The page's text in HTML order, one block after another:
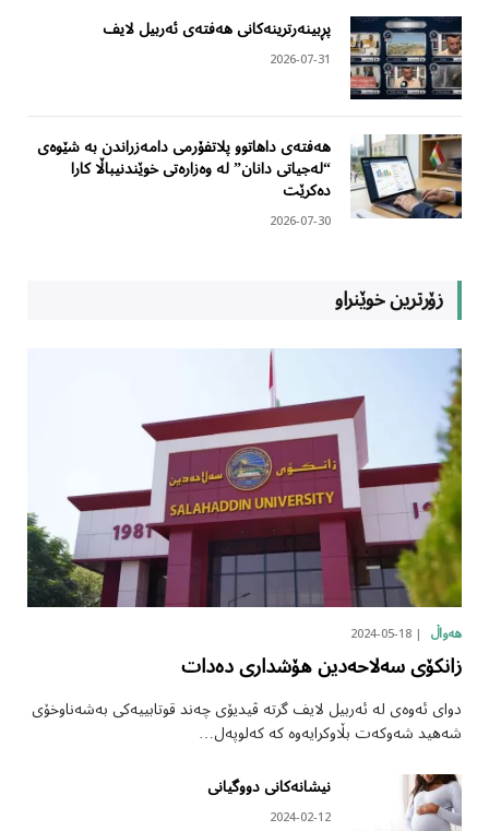
پڕبینەرترینەکانی هەفتەی ئەربیل لایف
2026-07-31
هەفتەی داهاتوو پلاتفۆرمی دامەزراندن بە شێوەی
“لەجیاتی دانان” لە وەزارەتی خوێندنیباڵا کارا
دەکرێت
2026-07-30
زۆرترین خوێنراو
هەواڵ 2024-05-18
زانکۆی سەلاحەدین هۆشداری دەدات
دوای ئەوەی لە ئەربیل لایف گرتە ڤیدیۆی چەند قوتابییەکی بەشەناوخۆی
شەهید شەوکەت بڵاوکرایەوە کە کەلوپەل…
نیشانەکانی دووگیانی
2024-02-12